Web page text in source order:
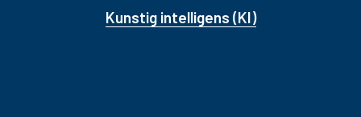
Kunstig intelligens (KI)